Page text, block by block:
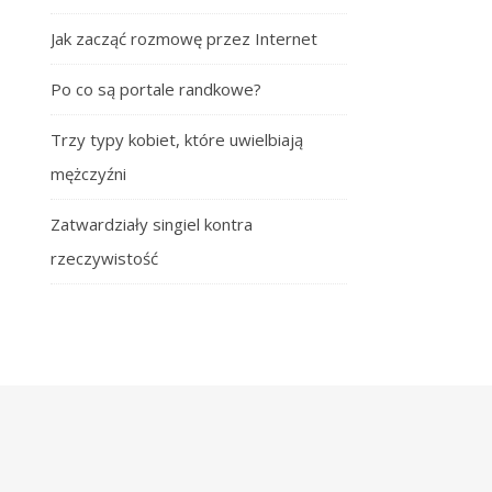
Jak zacząć rozmowę przez Internet
Po co są portale randkowe?
Trzy typy kobiet, które uwielbiają
mężczyźni
Zatwardziały singiel kontra
rzeczywistość